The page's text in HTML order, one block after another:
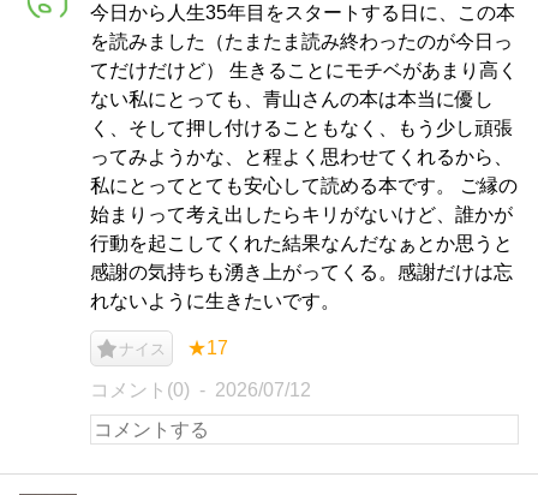
今日から人生35年目をスタートする日に、この本
を読みました（たまたま読み終わったのが今日っ
てだけだけど） 生きることにモチベがあまり高く
ない私にとっても、青山さんの本は本当に優し
く、そして押し付けることもなく、もう少し頑張
ってみようかな、と程よく思わせてくれるから、
私にとってとても安心して読める本です。 ご縁の
始まりって考え出したらキリがないけど、誰かが
行動を起こしてくれた結果なんだなぁとか思うと
感謝の気持ちも湧き上がってくる。感謝だけは忘
れないように生きたいです。
ナイス ★17
コメント(0) 2026/07/12